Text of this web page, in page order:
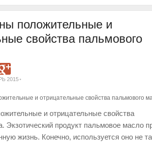
положительные и
свойства пальмового
2015
и отрицательные свойства
Экзотический продукт пальмовое масло
жизнь. Конечно, используется оно не